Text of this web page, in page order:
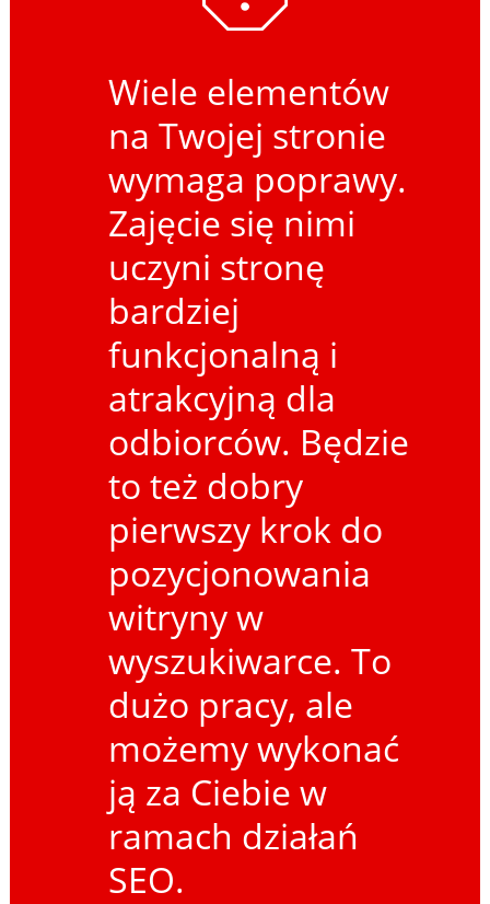
Wiele elementów
na Twojej stronie
wymaga poprawy.
Zajęcie się nimi
uczyni stronę
bardziej
funkcjonalną i
atrakcyjną dla
odbiorców. Będzie
to też dobry
pierwszy krok do
pozycjonowania
witryny w
wyszukiwarce. To
dużo pracy, ale
możemy wykonać
ją za Ciebie w
ramach działań
SEO.